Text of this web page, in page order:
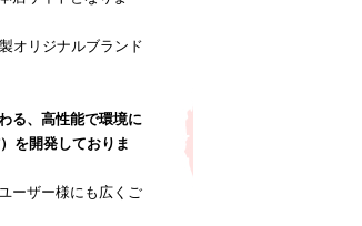
オリジナルブランド
る、高性能で環境に
を開発しておりま
ーザー様にも広くご